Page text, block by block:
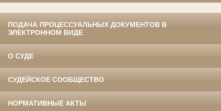
ПОДАЧА ПРОЦЕССУАЛЬНЫХ ДОКУМЕНТОВ В
ЭЛЕКТРОННОМ ВИДЕ
О СУДЕ
СУДЕЙСКОЕ СООБЩЕСТВО
НОРМАТИВНЫЕ АКТЫ